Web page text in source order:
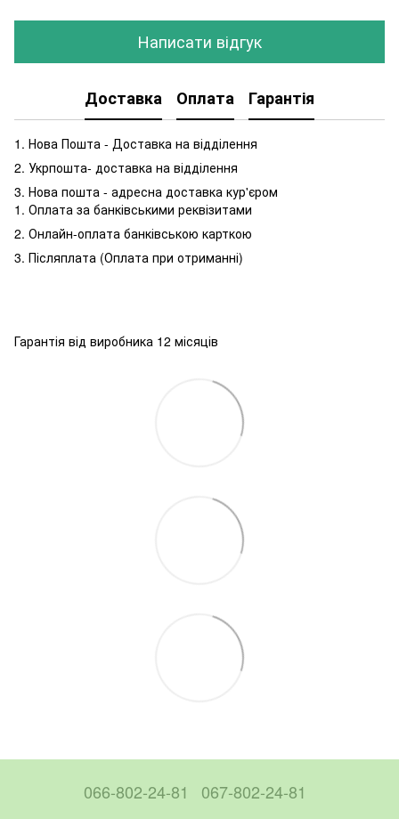
Написати відгук
Доставка Оплата Гарантія
1. Нова Пошта - Доставка на відділення
2. Укрпошта- доставка на відділення
3. Нова пошта - адресна доставка кур'єром
1. Оплата за банківськими реквізитами
2. Онлайн-оплата банківською карткою
3. Післяплата (Оплата при отриманні)
Гарантія від виробника 12 місяців
066-802-24-81 067-802-24-81